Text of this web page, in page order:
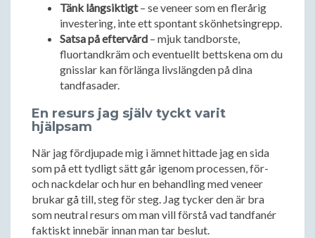
Tänk långsiktigt– se veneer som en flerårig
investering, inte ett spontant skönhetsingrepp.
Satsa på eftervård – mjuk tandborste,
fluortandkräm och eventuellt bettskena om du
gnisslar kan förlänga livslängden på dina
tandfasader.
En resurs jag själv tyckt varit
hjälpsam
När jag fördjupade mig i ämnet hittade jag en sida
som på ett tydligt sätt går igenom processen, för-
och nackdelar och hur en behandling med veneer
brukar gå till, steg för steg. Jag tycker den är bra
som neutral resurs om man vill förstå vad tandfanér
faktiskt innebär innan man tar beslut.